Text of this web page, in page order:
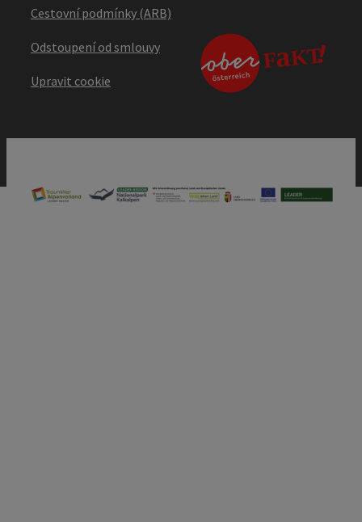
Cestovní podmínky (ARB)
Odstoupení od smlouvy
Upravit cookie